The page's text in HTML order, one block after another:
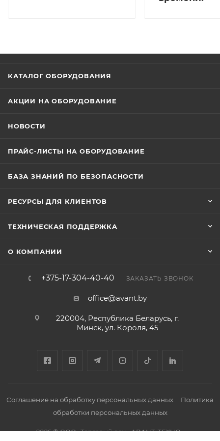
КАТАЛОГ ОБОРУДОВАНИЯ
АКЦИИ НА ОБОРУДОВАНИЕ
НОВОСТИ
ПРАЙС-ЛИСТЫ НА ОБОРУДОВАНИЕ
БАЗА ЗНАНИЙ ПО БЕЗОПАСНОСТИ
РЕСУРСЫ ДЛЯ КЛИЕНТОВ
ТЕХНИЧЕСКАЯ ПОДДЕРЖКА
О КОМПАНИИ
+375-17-304-40-40 ЗАКАЗАТЬ ЗВОНОК
office@avant.by
220004, Республика Беларусь, г.
Минск, ул. Короля, 45
Соглашение на обработку персональных данных
Политика
обработки персональных данных
2026 © ООО «Торговый дом «АВАНТ-ТЕХНО»